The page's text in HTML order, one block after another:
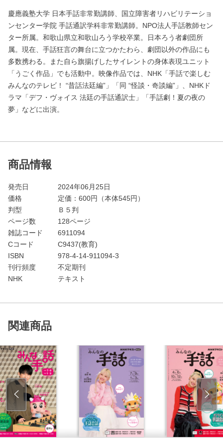
慶應義塾大学 日本手話非常勤講師、国立障害者リハビリテーショ
ンセンター学院 手話通訳学科非常勤講師。NPO法人手話教師セン
ター所属。和歌山県立和歌山ろう学校卒業。日本ろう者劇団所
属。現在、手話狂言の舞台に立つかたわら、劇団以外の作品にも
多数携わる。また自ら旗揚げしたサイレントの身体表現ユニット
「うごく作品」でも活動中。映像作品では、NHK「手話で楽しむ
みんなのテレビ！ “昔話法廷編”」「同 “怪談・奇談編”」、NHKド
ラマ「デフ・ヴォイス 法廷の手話通訳士」「手話劇！夏の夜の
夢」などに出演。
商品情報
発売日
2024年06月25日
価格
定価： 600円（本体545円）
判型
Ｂ５判
ページ数
128ページ
雑誌コード
6911094
Cコード
C9437(教育)
ISBN
978-4-14-911094-3
刊行頻度
不定期刊
NHK
テキスト
関連商品